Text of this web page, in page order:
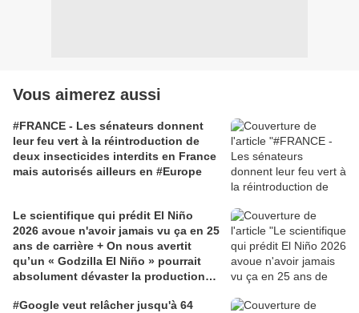
Vous aimerez aussi
#FRANCE - Les sénateurs donnent
leur feu vert à la réintroduction de
deux insecticides interdits en France
mais autorisés ailleurs en #Europe
Le scientifique qui prédit El Niño
2026 avoue n'avoir jamais vu ça en 25
ans de carrière + On nous avertit
qu’un « Godzilla El Niño » pourrait
absolument dévaster la production
#Google veut relâcher jusqu'à 64